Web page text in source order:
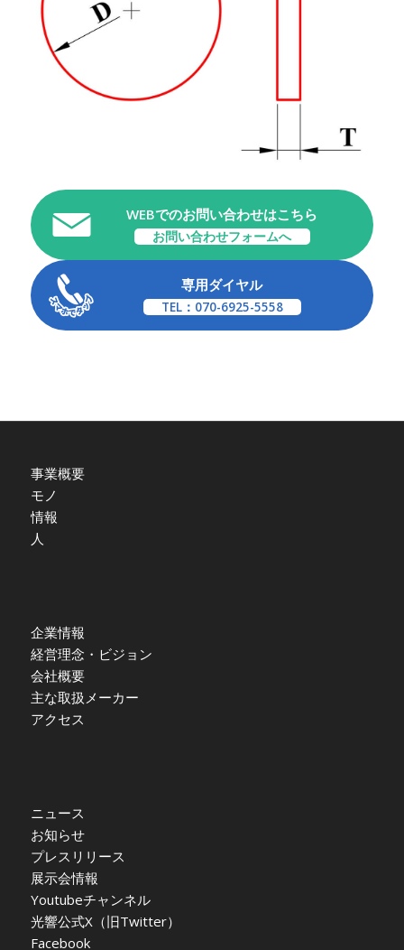
WEBでのお問い合わせはこちら
お問い合わせフォームへ
専用ダイヤル
TEL：070-6925-5558
事業概要
モノ
情報
人
企業情報
経営理念・ビジョン
会社概要
主な取扱メーカー
アクセス
ニュース
お知らせ
プレスリリース
展示会情報
Youtubeチャンネル
光響公式X（旧Twitter）
Facebook